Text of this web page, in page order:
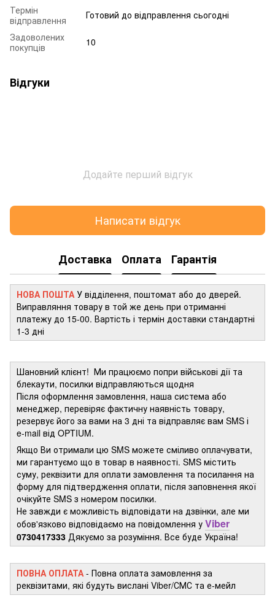
Термін
відправлення
Готовий до відправлення сьогодні
Задоволених
покупців
10
Відгуки
Додайте перший відгук
Написати відгук
Доставка Оплата Гарантія
НОВА ПОШТА У відділення, поштомат або до дверей.
Виправляння товару в той же день при отриманні
платежу до 15-00. Вартість і термін доставки стандартні
1-3 дні
Шановний клієнт! Ми працюємо попри військові дії та
блекаути, посилки відправляються щодня
Після оформлення замовлення, наша система або
менеджер, перевіряє фактичну наявність товару,
резервує його за вами на 3 дні та відправляє вам SMS і
e-mail від OPTIUM.
Якщо Ви отримали цю SMS можете сміливо оплачувати,
ми гарантуємо що в товар в наявності. SMS містить
суму, реквізити для оплати замовлення та посилання на
форму для підтвердження оплати, після заповнення якої
очікуйте SMS з номером посилки.
Не завжди є можливість відповідати на дзвінки, але ми
обов'язково відповідаємо на повідомлення у Viber
0730417333 Дякуємо за розуміння. Все буде Україна!
ПОВНА ОПЛАТА - Повна оплата замовлення за
реквізитами, які будуть вислані Viber/СМС та е-мейл